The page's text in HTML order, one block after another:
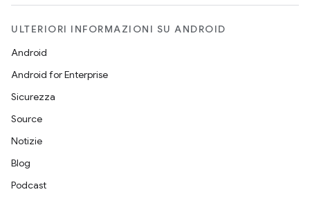
ULTERIORI INFORMAZIONI SU ANDROID
Android
Android for Enterprise
Sicurezza
Source
Notizie
Blog
Podcast